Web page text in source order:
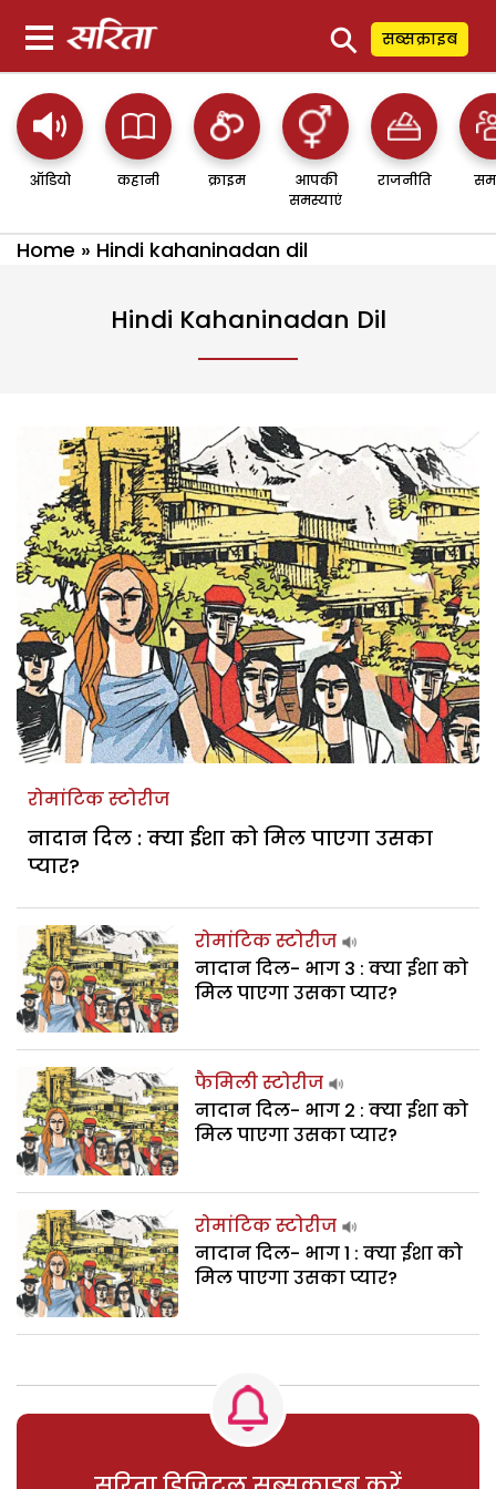
⚲ सब्सक्राइब
ऑडियो कहानी क्राइम
आपकी
समस्याएं
राजनीति
Home » Hindi kahaninadan dil
Hindi Kahaninadan Dil
रोमांटिक स्टोरीज
नादान दिल : क्या ईशा को मिल पाएगा उसका
प्यार?
रोमांटिक स्टोरीज
नादान दिल- भाग 3 : क्या ईशा को
मिल पाएगा उसका प्यार?
फैमिली स्टोरीज
नादान दिल- भाग 2 : क्या ईशा को
मिल पाएगा उसका प्यार?
रोमांटिक स्टोरीज
नादान दिल- भाग 1 : क्या ईशा को
मिल पाएगा उसका प्यार?